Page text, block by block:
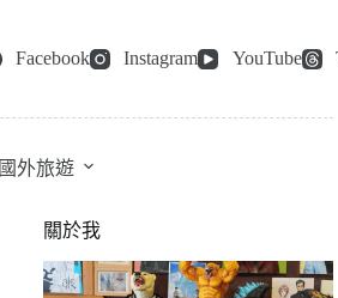
Facebook Instagram YouTube
國外旅遊
關於我